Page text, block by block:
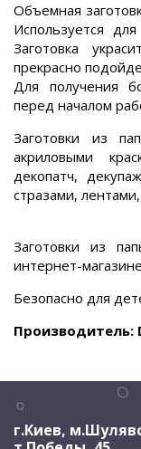
Объемная
Используется
Заготовка
прекрасно
Для получения
перед началом
Заготовки из
акриловыми
декопатч,
стразами,
Заготовки из
интернет-
Безопасно для
Производитель:
г.Киев,